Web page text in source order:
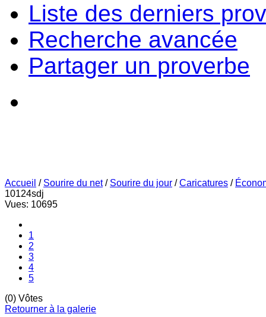
Liste des derniers
Recherche avancée
Partager un proverbe
Accueil / Sourire du net / Sourire du jour /Caricatures /
10124sdj
Vues: 10695
1
2
3
4
5
(0) Vôtes
Retourner à la galerie